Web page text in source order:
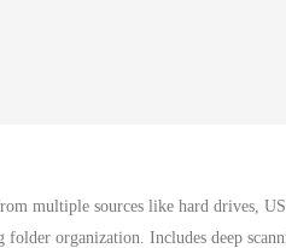
multiple sources like hard drives,
folder organization. Includes deep